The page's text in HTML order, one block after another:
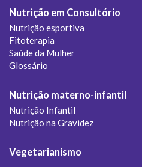
Nutrição em Consultório
Nutrição esportiva
Fitoterapia
Saúde da Mulher
Glossário
Nutrição materno-infantil
Nutrição Infantil
Nutrição na Gravidez
Vegetarianismo